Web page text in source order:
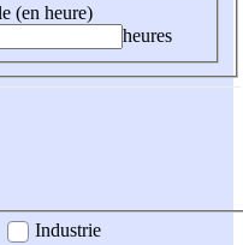
(en heure)
heures
Industrie